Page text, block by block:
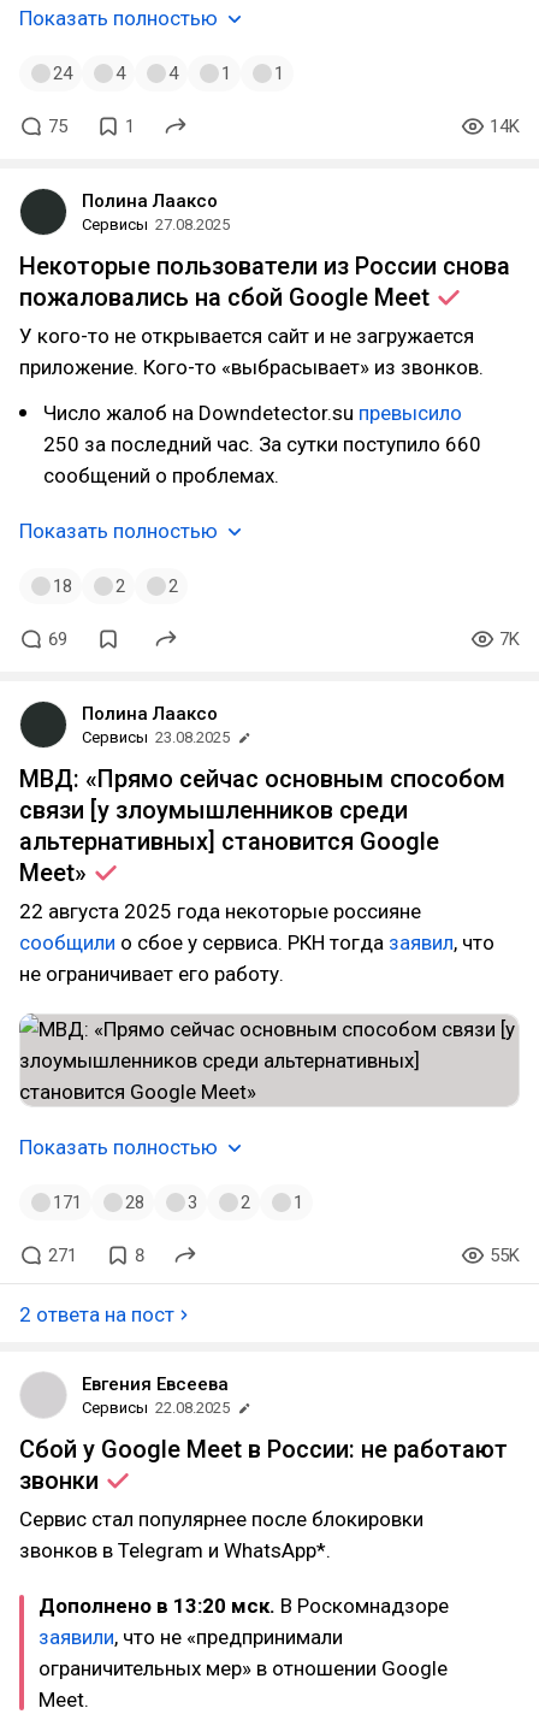
Показать полностью
24 4 4 1 1
75 1 14K
Полина Лааксо
Сервисы 27.08.2025
Некоторые пользователи из России снова
пожаловались на сбой Google Meet
У кого-то не открывается сайт и не загружается
приложение. Кого-то «выбрасывает» из звонков.
Число жалоб на Downdetector.su превысило
250 за последний час. За сутки поступило 660
сообщений о проблемах.
Показать полностью
18 2 2
69 7K
Полина Лааксо
Сервисы 23.08.2025
МВД: «Прямо сейчас основным способом
связи [у злоумышленников среди
альтернативных] становится Google
Meet»
22 августа 2025 года некоторые россияне
сообщили о сбое у сервиса. РКН тогда заявил, что
не ограничивает его работу.
Показать полностью
171 28 3 2 1
271 8 55K
2 ответа на пост
Евгения Евсеева
Сервисы 22.08.2025
Сбой у Google Meet в России: не работают
звонки
Cервис стал популярнее после блокировки
звонков в Telegram и WhatsApp*.
Дополнено в 13:20 мск. В Роскомнадзоре
заявили, что не «предпринимали
ограничительных мер» в отношении Google
Meet.